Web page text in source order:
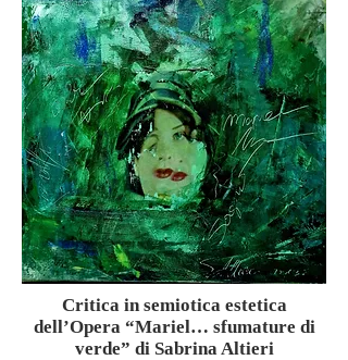
Critica in semiotica estetica
dell’Opera “Mariel… sfumature di
verde” di Sabrina Altieri